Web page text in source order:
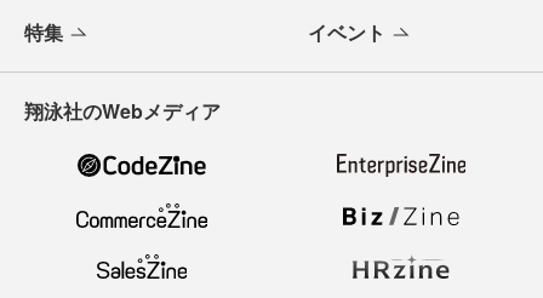
特集 イベント
翔泳社のWebメディア